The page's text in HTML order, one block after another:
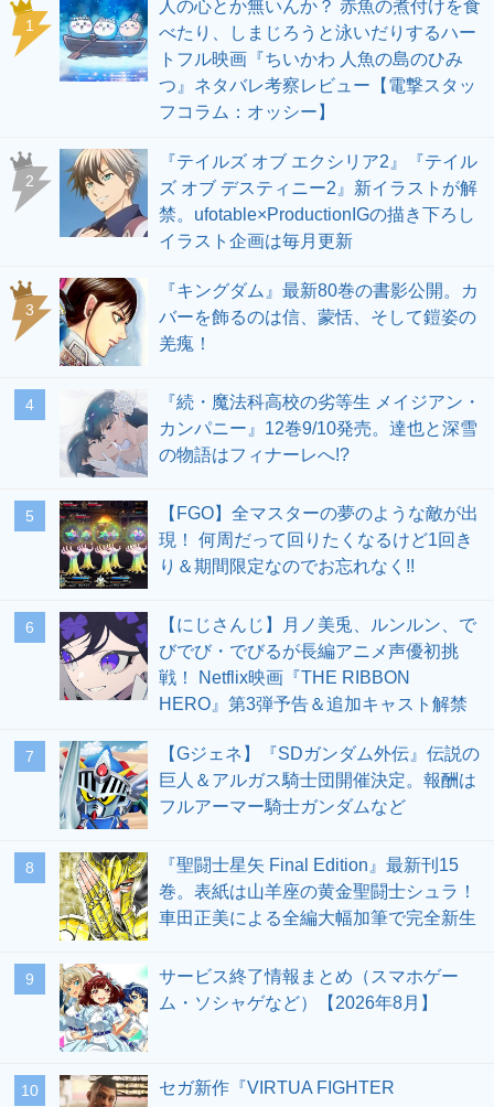
1
人の心とか無いんか？ 赤魚の煮付けを食
べたり、しまじろうと泳いだりするハー
トフル映画『ちいかわ 人魚の島のひみ
つ』ネタバレ考察レビュー【電撃スタッ
フコラム：オッシー】
2
『テイルズ オブ エクシリア2』『テイル
ズ オブ デスティニー2』新イラストが解
禁。ufotable×ProductionIGの描き下ろし
イラスト企画は毎月更新
3
『キングダム』最新80巻の書影公開。カ
バーを飾るのは信、蒙恬、そして鎧姿の
羌瘣！
4
『続・魔法科高校の劣等生 メイジアン・
カンパニー』12巻9/10発売。達也と深雪
の物語はフィナーレへ!?
5
【FGO】全マスターの夢のような敵が出
現！ 何周だって回りたくなるけど1回き
り＆期間限定なのでお忘れなく!!
6
【にじさんじ】月ノ美兎、ルンルン、で
びでび・でびるが長編アニメ声優初挑
戦！ Netflix映画『THE RIBBON
HERO』第3弾予告＆追加キャスト解禁
7
【Gジェネ】『SDガンダム外伝』伝説の
巨人＆アルガス騎士団開催決定。報酬は
フルアーマー騎士ガンダムなど
8
『聖闘士星矢 Final Edition』最新刊15
巻。表紙は山羊座の黄金聖闘士シュラ！
車田正美による全編大幅加筆で完全新生
9
サービス終了情報まとめ（スマホゲー
ム・ソシャゲなど）【2026年8月】
10
セガ新作『VIRTUA FIGHTER